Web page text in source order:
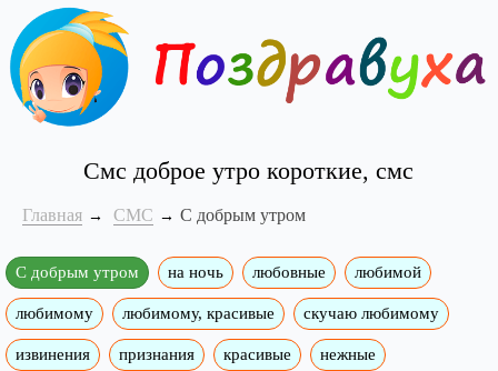
Смс доброе утро короткие, смс
Главная СМС С добрым утром
С добрым утром на ночь любовные любимой
любимому любимому, красивые скучаю любимому
извинения признания красивые нежные